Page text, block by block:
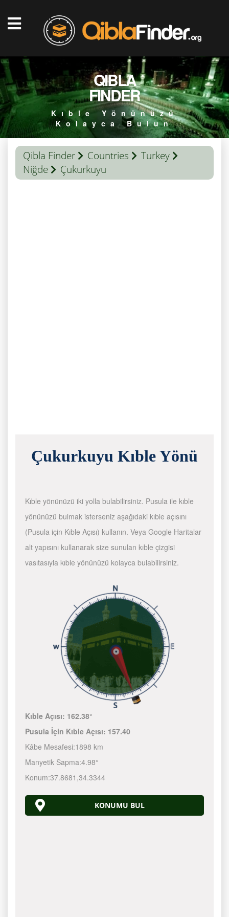
QIBLA
FINDER
Kıble Yönünüzü
Kolayca Bulun
Qibla Finder Countries
Turkey
Niğde
Çukurkuyu
Çukurkuyu Kıble Yönü
Kıble yönünüzü iki yolla bulabilirsiniz. Pusula ile kıble
yönünüzü bulmak isterseniz aşağıdaki kıble açısını
(Pusula için Kıble Açısı) kullanın. Veya Google Haritalar
alt yapısını kullanarak size sunulan kıble çizgisi
vasıtasıyla kıble yönünüzü kolayca bulabilirsiniz.
Kıble Açısı: 162.38°
Pusula İçin Kıble Açısı: 157.40
Kâbe Mesafesi:1898 km
Manyetik Sapma:4.98°
Konum:37.8681 ,34.3344
KONUMU BUL